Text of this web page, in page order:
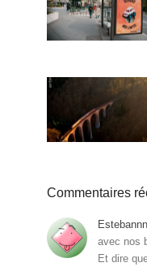
Commentaires
Estebannn
avec nos
Et dire